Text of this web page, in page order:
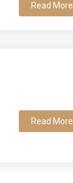
Read More
Read More